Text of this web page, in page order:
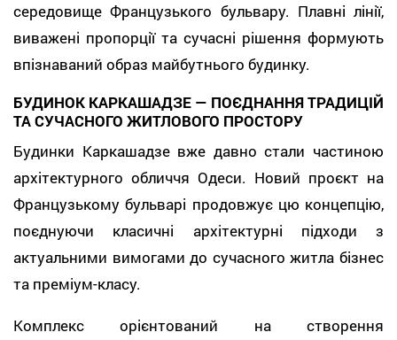
середовище Французького бульвару. Плавні лінії,
виважені пропорції та сучасні рішення формують
впізнаваний образ майбутнього будинку.
БУДИНОК КАРКАШАДЗЕ — ПОЄДНАННЯ ТРАДИЦІЙ
ТА СУЧАСНОГО ЖИТЛОВОГО ПРОСТОРУ
Будинки Каркашадзе вже давно стали частиною
архітектурного обличчя Одеси. Новий проєкт на
Французькому бульварі продовжує цю концепцію,
поєднуючи класичні архітектурні підходи з
актуальними вимогами до сучасного житла бізнес
та преміум-класу.
Комплекс орієнтований на створення